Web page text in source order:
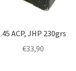
.45 ACP, JHP 230grs
€33,90